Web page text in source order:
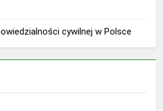
cywilnej w Polsce